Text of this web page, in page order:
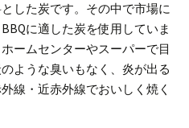
した炭です。その中で市場に
に適した炭を使用していま
ームセンターやスーパーで目
ような臭いもなく、炎が出る
線・近赤外線でおいしく焼く